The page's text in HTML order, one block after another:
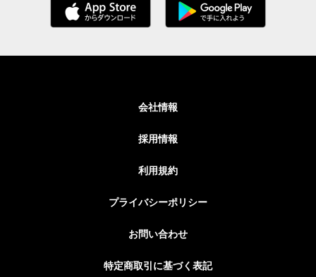
会社情報
採用情報
利用規約
プライバシーポリシー
お問い合わせ
特定商取引に基づく表記